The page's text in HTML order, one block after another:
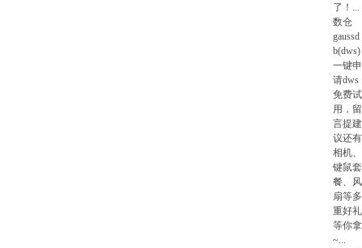
了！ ...
数仓
gaussd
b(dws)
一键申
请dws
免费试
用，留
言提建
议还有
相机、
键鼠套
餐、风
扇等多
重好礼
等你拿
~...